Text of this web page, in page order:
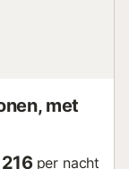
met
per nacht